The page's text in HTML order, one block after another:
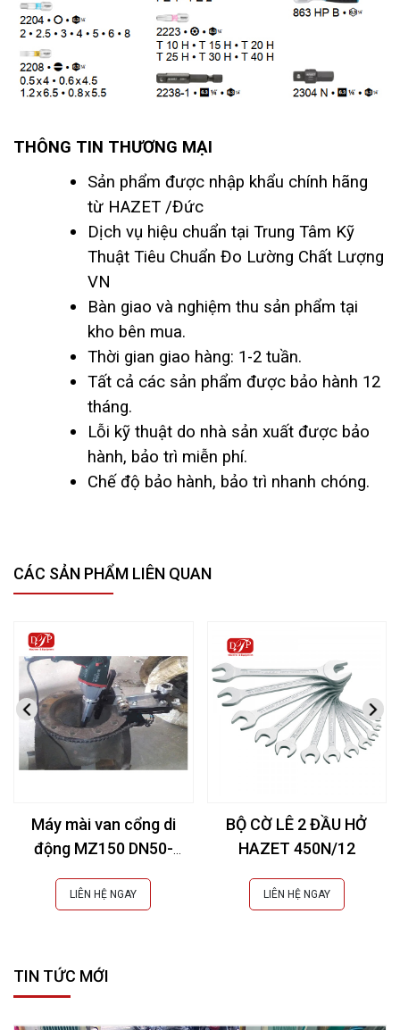
THÔNG TIN THƯƠNG MẠI
Sản phẩm được nhập khẩu chính hãng
từ HAZET /Đức
Dịch vụ hiệu chuẩn tại Trung Tâm Kỹ
Thuật Tiêu Chuẩn Đo Lường Chất Lượng
VN
Bàn giao và nghiệm thu sản phẩm tại
kho bên mua.
Thời gian giao hàng: 1-2 tuần.
Tất cả các sản phẩm được bảo hành 12
tháng.
Lỗi kỹ thuật do nhà sản xuất được bảo
hành, bảo trì miễn phí.
Chế độ bảo hành, bảo trì nhanh chóng.
CÁC SẢN PHẨM LIÊN QUAN
Máy mài van cổng di
động MZ150 DN50-
LIÊN HỆ NGAY
BỘ CỜ LÊ 2 ĐẦU HỞ
HAZET 450N/12
LIÊN HỆ NGAY
TIN TỨC MỚI